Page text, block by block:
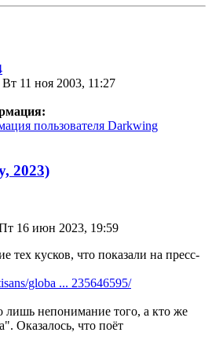
Вт 11 ноя 2003, 11:27
пользователя Darkwing
2023)
16 июн 2023, 19:59
тех кусков, что показали на пресс-
globa ... 235646595/
лишь непонимание того, а кто же
Оказалось, что поëт